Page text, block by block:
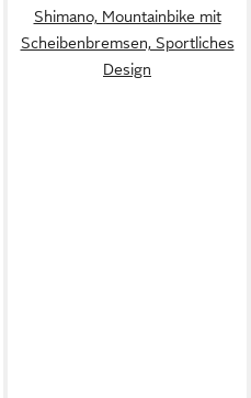
Shimano, Mountainbike mit
Scheibenbremsen, Sportliches
Design